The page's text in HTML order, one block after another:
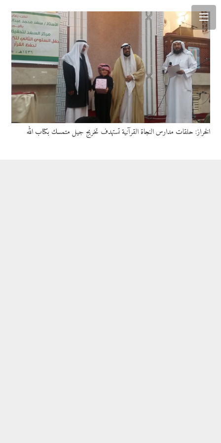
الخراز: حلقات مدارس النجاة القرآنية تستهدف تخريج جيل متمسك بكتاب الله